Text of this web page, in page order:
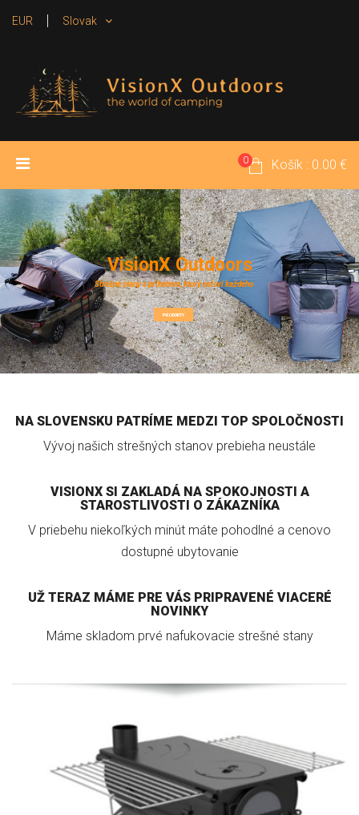
EUR Slovak
ÚVOD
POŽIČOVŇA KONTAKT
0 Košík : 0.00 €
VisionX Outdoors
Strešné stany s príbehom, ktorý osloví každého
PRODUKTY
NA SLOVENSKU PATRÍME MEDZI TOP SPOLOČNOSTI
Vývoj našich strešných stanov prebieha neustále
VISIONX SI ZAKLADÁ NA SPOKOJNOSTI A
STAROSTLIVOSTI O ZÁKAZNÍKA
V priebehu niekoľkých minút máte pohodlné a cenovo
dostupné ubytovanie
UŽ TERAZ MÁME PRE VÁS PRIPRAVENÉ VIACERÉ
NOVINKY
Máme skladom prvé nafukovacie strešné stany